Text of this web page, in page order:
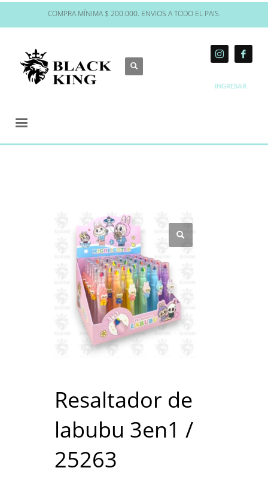
COMPRA MÍNIMA $ 200.000. ENVIOS A TODO EL PAIS.
INGRESAR
Resaltador de
labubu 3en1 /
25263